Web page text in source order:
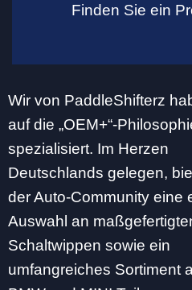
Finden Sie ein
Wir von PaddleShifterz
auf die „OEM+“-
spezialisiert. Im Herzen
Deutschlands gelegen,
der Auto-Community eine
Auswahl an
Schaltwippen sowie ein
umfangreiches Sortiment